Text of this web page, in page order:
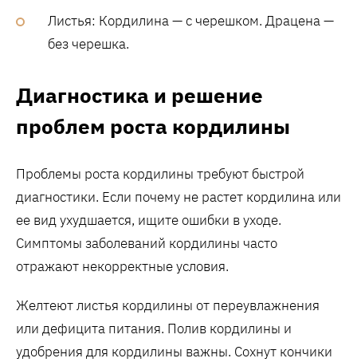
Листья: Кордилина — с черешком. Драцена —
без черешка.
Диагностика и решение
проблем роста кордилины
Проблемы роста кордилины требуют быстрой
диагностики. Если почему не растет кордилина или
ее вид ухудшается, ищите ошибки в уходе.
Симптомы заболеваний кордилины часто
отражают некорректные условия.
Желтеют листья кордилины от переувлажнения
или дефицита питания. Полив кордилины и
удобрения для кордилины важны. Сохнут кончики